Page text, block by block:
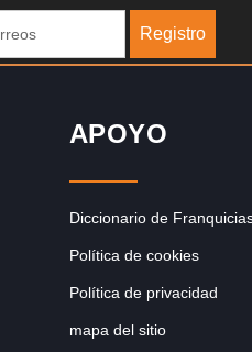
Registro
APOYO
Diccionario de
Política de cookies
Política de privacidad
mapa del sitio